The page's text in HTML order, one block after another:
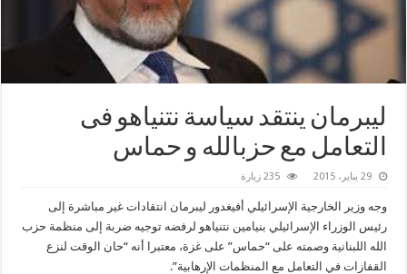
ليبرمان ينتقد سياسة نتنياهو فى
التعامل مع ‫‏حزبالله‬ و حماس
29 يناير، 2015 235 زيارة
وجه وزير الخارجية الإسرائيلي أفيغدور ليبرمان انتقادات غير مباشرة إلى
رئيس الوزراء الإسرائيلي بنيامين نتنياهو لرفضه توجيه ضربة إلى منظمة حزب
الله اللبنانية وصمته على “حماس” على غزة، معتبرا أنه “حان الوقت لنزع
القفازات في التعامل مع المنظمات الإرهابية”.